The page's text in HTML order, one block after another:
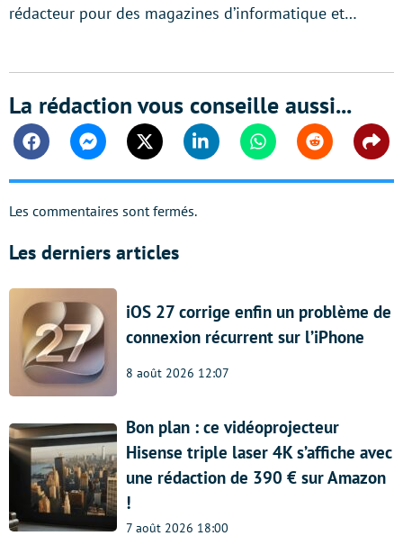
rédacteur pour des magazines d’informatique et…
La rédaction vous conseille aussi...
FacebookMessengerTwitter Linkedin WhatsappReddit
Les commentaires sont fermés.
Les derniers articles
iOS 27 corrige enfin un problème de
connexion récurrent sur l’iPhone
8 août 2026 12:07
Bon plan : ce vidéoprojecteur
Hisense triple laser 4K s’affiche avec
une rédaction de 390 € sur Amazon
!
7 août 2026 18:00